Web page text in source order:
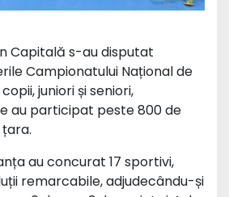
Capitală s-au disputat
Campionatului Național de
juniori și seniori,
au participat peste 800 de
au concurat 17 sportivi,
remarcabile, adjudecându-și